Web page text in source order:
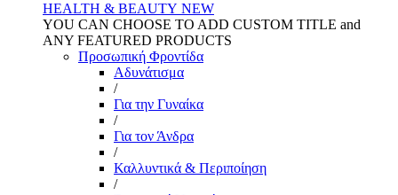
HEALTH & BEAUTY NEW
YOU CAN CHOOSE TO ADD CUSTOM TITLE and
ANY FEATURED PRODUCTS
Προσωπική Φροντίδα
Αδυνάτισμα
/
Για την Γυναίκα
/
Για τον Άνδρα
/
Καλλυντικά & Περιποίηση
/